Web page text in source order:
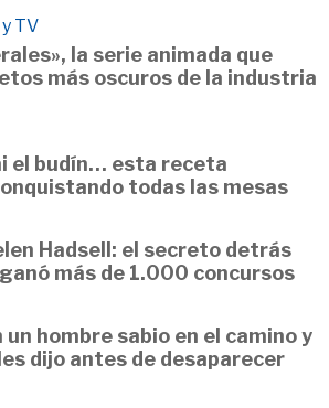
TV
la serie animada que
más oscuros de la industria
el budín… esta receta
todas las mesas
Hadsell: el secreto detrás
más de 1.000 concursos
un hombre sabio en el camino y
dijo antes de desaparecer